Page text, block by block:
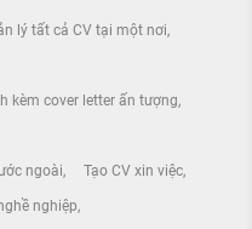
lý tất cả CV tại một nơi
kèm cover letter ấn tượng
ngoài Tạo CV xin việc
nghiệp